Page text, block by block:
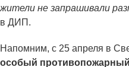
жители не запрашивали
в ДИП.
Напомним, с 25 апреля в
особый